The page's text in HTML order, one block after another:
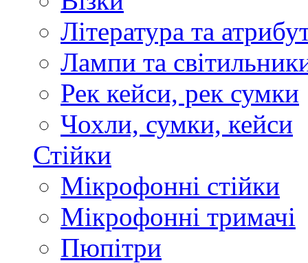
Література та
Лампи та
Рек кейси, рек сумки
Чохли, сумки, кейси
Стійки
Мікрофонні стійки
Мікрофонні тримачі
Пюпітри